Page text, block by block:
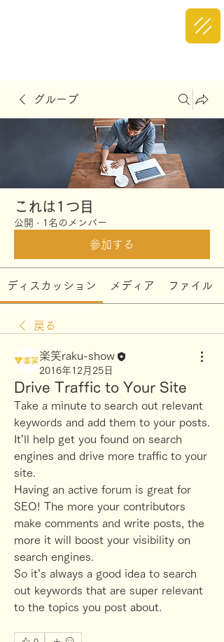
グループ
これは1つ目
公開 · 1名のメンバー
参加する
ディスカッション メディア ファイル
戻る
楽笑raku-show
2016年12月25日
Drive Traffic to Your Site
Take a minute to search out relevant
keywords and add them to your posts.
It’ll help get you found on search
engines and drive more traffic to your
site.
Having an active forum is great for
SEO! The more your contributors
make comments and write posts, the
more it will boost your visibility on
search engines.
So it’s always a good idea to search
out keywords that are super relevant
to the topics you post about.